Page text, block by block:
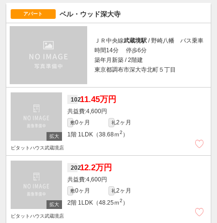
アパート ベル・ウッド深大寺
ＪＲ中央線武蔵境駅 / 野崎八幡 バス乗車
時間14分 停歩6分
築年月新築 / 2階建
東京都調布市深大寺北町５丁目
10211.45万円
4,600円
敷0ヶ月 礼2ヶ月
1階 1LDK（38.68ｍ2 ）
ピタットハウス武蔵境店
20212.2万円
4,600円
敷0ヶ月 礼2ヶ月
2階 1LDK（48.25ｍ2 ）
ピタットハウス武蔵境店